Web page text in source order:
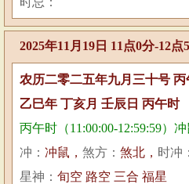
2025年11月19日 11点0分-12
农历二零二五年九月三十号 丙
乙巳年 丁亥月 壬辰日 丙午时
丙午时（11:00:00-12:59:59）
冲： 冲鼠， 煞方： 煞北， 时冲：
星神： 旬空 路空 三合 福星